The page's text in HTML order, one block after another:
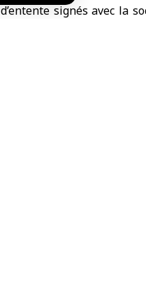
d’entente signés avec la